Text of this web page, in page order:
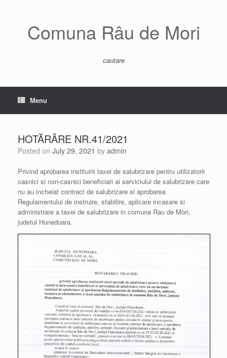
Comuna Râu de Mori
cautare
Menu
HOTĂRÂRE NR.41/2021
Posted on July 29, 2021 by admin
Privind aprobarea instituirii taxei de salubrizare pentru utilizatorii
casnici si non-casnici beneficiari ai serviciului de salubrizare care
nu au incheiat contract de salubrizare si aprobarea
Regulamentului de instruire, stabilire, aplicare incasare si
administrare a taxei de salubrizare in comuna Rau de Mori,
judetul Hunedoara.